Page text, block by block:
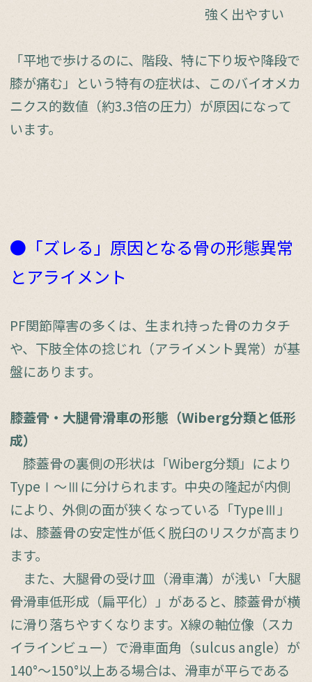
強く出やすい
「平地で歩けるのに、階段、特に下り坂や降段で
膝が痛む」という特有の症状は、このバイオメカ
ニクス的数値（約3.3倍の圧力）が原因になって
います。
●「ズレる」原因となる骨の形態異常
とアライメント
PF関節障害の多くは、生まれ持った骨のカタチ
や、下肢全体の捻じれ（アライメント異常）が基
盤にあります。
膝蓋骨・大腿骨滑車の形態（Wiberg分類と低形
成）
膝蓋骨の裏側の形状は「Wiberg分類」により
TypeⅠ～Ⅲに分けられます。中央の隆起が内側
により、外側の面が狭くなっている「TypeⅢ」
は、膝蓋骨の安定性が低く脱臼のリスクが高まり
ます。
また、大腿骨の受け皿（滑車溝）が浅い「大腿
骨滑車低形成（扁平化）」があると、膝蓋骨が横
に滑り落ちやすくなります。X線の軸位像（スカ
イラインビュー）で滑車面角（sulcus angle）が
140°～150°以上ある場合は、滑車が平らである